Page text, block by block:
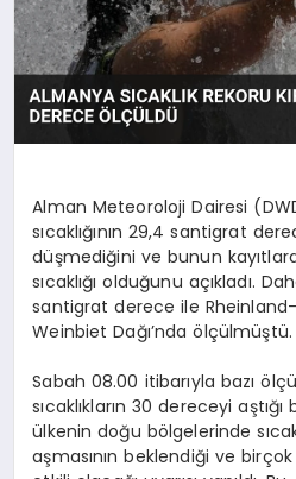
Alman Meteoroloji Dairesi
sıcaklığının 29,4 santigrat
düşmediğini ve bunun
sıcaklığı olduğunu açıkladı.
santigrat derece ile
Weinbiet Dağı’nda ölçülmüştü.
Sabah 08.00 itibarıyla bazı
sıcaklıkların 30 dereceyi
ülkenin doğu bölgelerinde
aşmasının beklendiği ve birçok